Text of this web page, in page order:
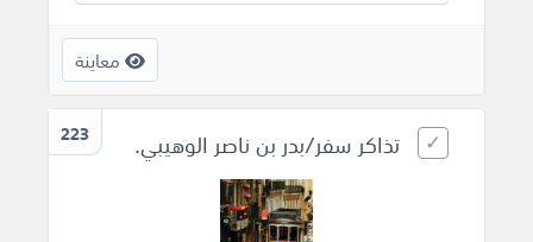
معاينة
223 تذاكر سفر/بدر بن ناصر الوهيبي.